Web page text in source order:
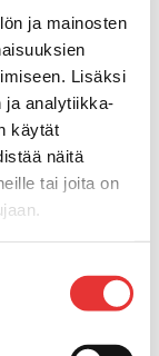
ja mainosten
Lisäksi
ja analytiikka-
käytät
näitä
tai joita on